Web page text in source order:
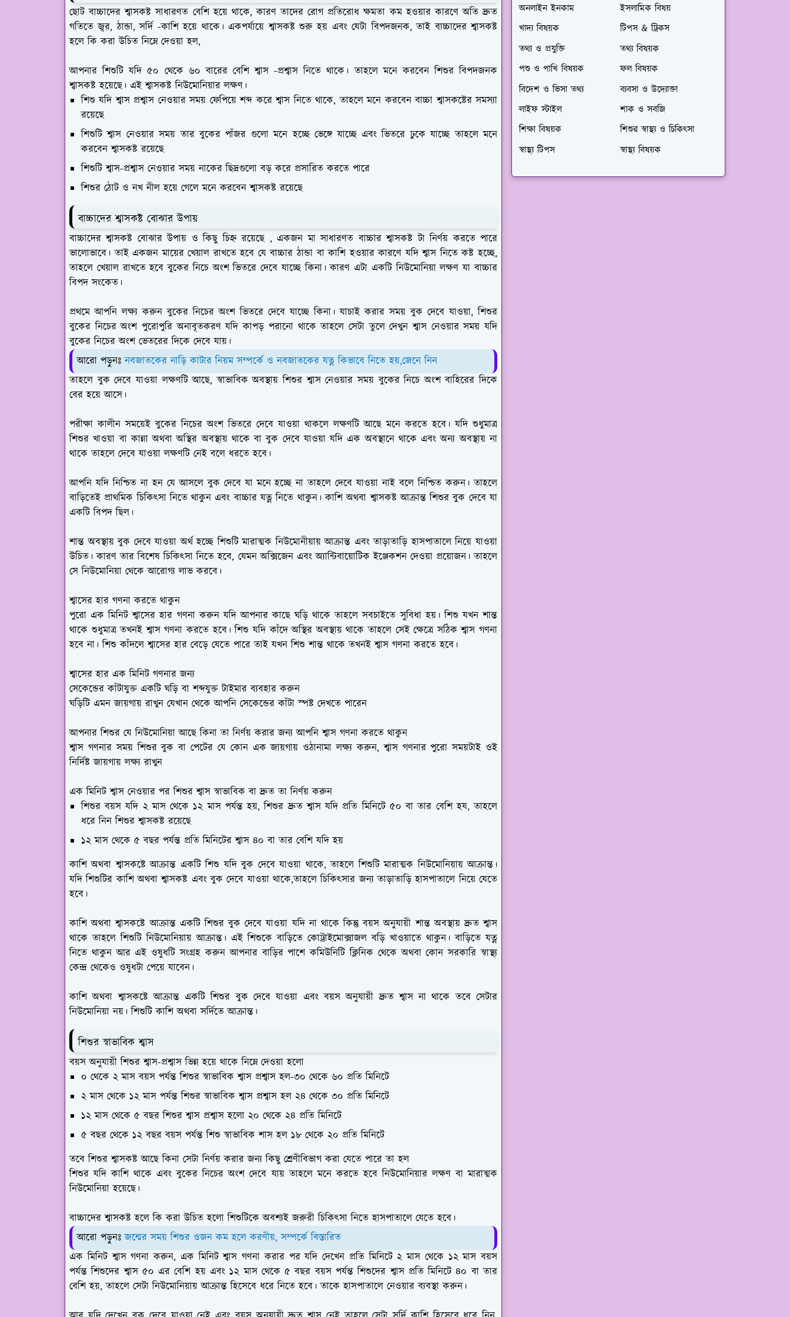
ছোট বাচ্চাদের শ্বাসকষ্ট সাধারণত বেশি হয়ে থাকে, কারণ তাদের রোগ প্রতিরোধ ক্ষমতা কম হওয়ার কারণে অতি দ্রুত
গতিতে জ্বর, ঠান্ডা, সর্দি -কাশি হয়ে থাকে। একপর্যায়ে শ্বাসকষ্ট শুরু হয় এবং যেটা বিপদজনক, তাই বাচ্চাদের শ্বাসকষ্ট
হলে কি করা উচিত নিম্নে দেওয়া হল,
আপনার শিশুটি যদি ৫০ থেকে ৬০ বারের বেশি শ্বাস -প্রশ্বাস নিতে থাকে। তাহলে মনে করবেন শিশুর বিপদজনক
শ্বাসকষ্ট হয়েছে। এই শ্বাসকষ্ট নিউমোনিয়ার লক্ষণ।
শিশু যদি শ্বাস প্রশ্বাস নেওয়ার সময় ফেপিয়ে শব্দ করে শ্বাস নিতে থাকে, তাহলে মনে করবেন বাচ্চা শ্বাসকষ্টের সমস্যা
রয়েছে
শিশুটি শ্বাস নেওয়ার সময় তার বুকের পাঁজর গুলো মনে হচ্ছে ভেঙ্গে যাচ্ছে এবং ভিতরে ঢুকে যাচ্ছে তাহলে মনে
করবেন শ্বাসকষ্ট রয়েছে
শিশুটি শ্বাস-প্রশ্বাস নেওয়ার সময় নাকের ছিদ্রগুলো বড় করে প্রসারিত করতে পারে
শিশুর ঠোট ও নখ নীল হয়ে গেলে মনে করবেন শ্বাসকষ্ট রয়েছে
বাচ্চাদের শ্বাসকষ্ট বোঝার উপায়
বাচ্চাদের শ্বাসকষ্ট বোঝার উপায় ও কিছু চিহ্ন রয়েছে , একজন মা সাধারণত বাচ্চার শ্বাসকষ্ট টা নির্ণয় করতে পারে
ভালোভাবে। তাই একজন মায়ের খেয়াল রাখতে হবে যে বাচ্চার ঠান্ডা বা কাশি হওয়ার কারণে যদি শ্বাস নিতে কষ্ট হচ্ছে,
তাহলে খেয়াল রাখতে হবে বুকের নিচে অংশ ভিতরে দেবে যাচ্ছে কিনা। কারণ এটা একটি নিউমোনিয়া লক্ষণ যা বাচ্চার
বিপদ সংকেত।
প্রথমে আপনি লক্ষ্য করুন বুকের নিচের অংশ ভিতরে দেবে যাচ্ছে কিনা। যাচাই করার সময় বুক দেবে যাওয়া, শিশুর
বুকের নিচের অংশ পুরোপুরি অনাবৃতকরণ যদি কাপড় পরানো থাকে তাহলে সেটা তুলে দেখুন শ্বাস নেওয়ার সময় যদি
বুকের নিচের অংশ ভেতরের দিকে দেবে যায়।
আরো পড়ুনঃনবজাতকের নাড়ি কাটার নিয়ম সম্পর্কে ও নবজাতকের যত্ন কিভাবে নিতে হয়,জেনে নিন
তাহলে বুক দেবে যাওয়া লক্ষণটি আছে, স্বাভাবিক অবস্থায় শিশুর শ্বাস নেওয়ার সময় বুকের নিচে অংশ বাহিরের দিকে
বের হয়ে আসে।
পরীক্ষা কালীন সময়েই বুকের নিচের অংশ ভিতরে দেবে যাওয়া থাকলে লক্ষণটি আছে মনে করতে হবে। যদি শুধুমাত্র
শিশুর খাওয়া বা কান্না অথবা অস্থির অবস্থায় থাকে বা বুক দেবে যাওয়া যদি এক অবস্থানে থাকে এবং অন্য অবস্থায় না
থাকে তাহলে দেবে যাওয়া লক্ষণটি নেই বলে ধরতে হবে।
আপনি যদি নিশ্চিত না হন যে আসলে বুক দেবে যা মনে হচ্ছে না তাহলে দেবে যাওয়া নাই বলে নিশ্চিত করুন। তাহলে
বাড়িতেই প্রাথমিক চিকিৎসা নিতে থাকুন এবং বাচ্চার যত্ন নিতে থাকুন। কাশি অথবা শ্বাসকষ্ট আক্রান্ত শিশুর বুক দেবে যা
একটি বিপদ ছিল।
শান্ত অবস্থায় বুক দেবে যাওয়া অর্থ হচ্ছে শিশুটি মারাত্মক নিউমোনীয়ায় আক্রান্ত এবং তাড়াতাড়ি হাসপাতালে নিয়ে যাওয়া
উচিত। কারণ তার বিশেষ চিকিৎসা নিতে হবে, যেমন অক্সিজেন এবং অ্যান্টিবায়োটিক ইঞ্জেকশন দেওয়া প্রয়োজন। তাহলে
সে নিউমোনিয়া থেকে আরোগ্য লাভ করবে।
শ্বাসের হার গণনা করতে থাকুন
পুরো এক মিনিট শ্বাসের হার গণনা করুন যদি আপনার কাছে ঘড়ি থাকে তাহলে সবচাইতে সুবিধা হয়। শিশু যখন শান্ত
থাকে শুধুমাত্র তখনই শ্বাস গণনা করতে হবে। শিশু যদি কাঁদে অস্থির অবস্থায় থাকে তাহলে সেই ক্ষেত্রে সঠিক শ্বাস গণনা
হবে না। শিশু কাঁদলে শ্বাসের হার বেড়ে যেতে পারে তাই যখন শিশু শান্ত থাকে তখনই শ্বাস গণনা করতে হবে।
শ্বাসের হার এক মিনিট গণনার জন্য
সেকেন্ডের কাঁটাযুক্ত একটি ঘড়ি বা শব্দযুক্ত টাইমার ব্যবহার করুন
ঘড়িটি এমন জায়গায় রাখুন যেখান থেকে আপনি সেকেন্ডের কাঁটা স্পষ্ট দেখতে পারেন
আপনার শিশুর যে নিউমোনিয়া আছে কিনা তা নির্ণয় করার জন্য আপনি শ্বাস গণনা করতে থাকুন
শ্বাস গণনার সময় শিশুর বুক বা পেটের যে কোন এক জায়গায় ওঠানামা লক্ষ্য করুন, শ্বাস গণনার পুরো সময়টাই ওই
নির্দিষ্ট জায়গায় লক্ষ্য রাখুন
এক মিনিট শ্বাস নেওয়ার পর শিশুর শ্বাস স্বাভাবিক বা দ্রুত তা নির্ণয় করুন
শিশুর বয়স যদি ২ মাস থেকে ১২ মাস পর্যন্ত হয়, শিশুর দ্রুত শ্বাস যদি প্রতি মিনিটে ৫০ বা তার বেশি হয, তাহলে
ধরে নিন শিশুর শ্বাসকষ্ট রয়েছে
১২ মাস থেকে ৫ বছর পর্যন্ত প্রতি মিনিটের শ্বাস ৪০ বা তার বেশি যদি হয়
কাশি অথবা শ্বাসকষ্টে আক্রান্ত একটি শিশু যদি বুক দেবে যাওয়া থাকে, তাহলে শিশুটি মারাত্মক নিউমোনিয়ায় আক্রান্ত।
যদি শিশুটির কাশি অথবা শ্বাসকষ্ট এবং বুক দেবে যাওয়া থাকে,তাহলে চিকিৎসার জন্য তাড়াতাড়ি হাসপাতালে নিয়ে যেতে
হবে।
কাশি অথবা শ্বাসকষ্টে আক্রান্ত একটি শিশুর বুক দেবে যাওয়া যদি না থাকে কিন্তু বয়স অনুযায়ী শান্ত অবস্থায় দ্রুত শ্বাস
থাকে তাহলে শিশুটি নিউমোনিয়ায় আক্রান্ত। এই শিশুকে বাড়িতে কোট্রাইমোক্সাজল বড়ি খাওয়াতে থাকুন। বাড়িতে যত্ন
নিতে থাকুন আর এই ওষুধটি সংগ্রহ করুন আপনার বাড়ির পাশে কমিউনিটি ক্লিনিক থেকে অথবা কোন সরকারি স্বাস্থ্য
কেন্দ্র থেকেও ওষুধটা পেয়ে যাবেন।
কাশি অথবা শ্বাসকষ্টে আক্রান্ত একটি শিশুর বুক দেবে যাওয়া এবং বয়স অনুযায়ী দ্রুত শ্বাস না থাকে তবে সেটার
নিউমোনিয়া নয়। শিশুটি কাশি অথবা সর্দিতে আক্রান্ত।
শিশুর স্বাভাবিক শ্বাস
বয়স অনুযায়ী শিশুর শ্বাস-প্রশ্বাস ভিন্ন হয়ে থাকে নিম্নে দেওয়া হলো
০ থেকে ২ মাস বয়স পর্যন্ত শিশুর স্বাভাবিক শ্বাস প্রশ্বাস হল-৩০ থেকে ৬০ প্রতি মিনিটে
২ মাস থেকে ১২ মাস পর্যন্ত শিশুর স্বাভাবিক শ্বাস প্রশ্বাস হল ২৪ থেকে ৩০ প্রতি মিনিটে
১২ মাস থেকে ৫ বছর শিশুর শ্বাস প্রশ্বাস হলো ২০ থেকে ২৪ প্রতি মিনিটে
৫ বছর থেকে ১২ বছর বয়স পর্যন্ত শিশু স্বাভাবিক শাস হল ১৮ থেকে ২০ প্রতি মিনিটে
তবে শিশুর শ্বাসকষ্ট আছে কিনা সেটা নির্ণয় করার জন্য কিছু শ্রেণীবিভাগ করা যেতে পারে তা হল
শিশুর যদি কাশি থাকে এবং বুকের নিচের অংশ দেবে যায় তাহলে মনে করতে হবে নিউমোনিয়ার লক্ষণ বা মারাত্মক
নিউমোনিয়া হয়েছে।
বাচ্চাদের শ্বাসকষ্ট হলে কি করা উচিত হলো শিশুটিকে অবশ্যই জরুরী চিকিৎসা নিতে হাসপাতালে যেতে হবে।
আরো পড়ুনঃজন্মের সময় শিশুর ওজন কম হলে করণীয়, সম্পর্কে বিস্তারিত
এক মিনিট শ্বাস গণনা করুন, এক মিনিট শ্বাস গণনা করার পর যদি দেখেন প্রতি মিনিটে ২ মাস থেকে ১২ মাস বয়স
পর্যন্ত শিশুদের শ্বাস ৫০ এর বেশি হয় এবং ১২ মাস থেকে ৫ বছর বয়স পর্যন্ত শিশুদের শ্বাস প্রতি মিনিটে ৪০ বা তার
বেশি হয়, তাহলে সেটা নিউমোনিয়ায় আক্রান্ত হিসেবে ধরে নিতে হবে। তাকে হাসপাতালে নেওয়ার ব্যবস্থা করুন।
অনলাইন ইনকাম
ইসলামিক বিষয়
খাদ্য বিষয়ক
টিপস & ট্রিকস
তথ্য ও প্রযুক্তি
তথ্য বিষয়ক
পশু ও পাখি বিষয়ক
ফল বিষয়ক
বিদেশ ও ভিসা তথ্য
ব্যবসা ও উদ্যোক্তা
লাইফ স্টাইল
শাক ও সবজি
শিক্ষা বিষয়ক
শিশুর স্বাস্থ্য ও চিকিৎসা
স্বাস্থ্য টিপস
স্বাস্থ্য বিষয়ক